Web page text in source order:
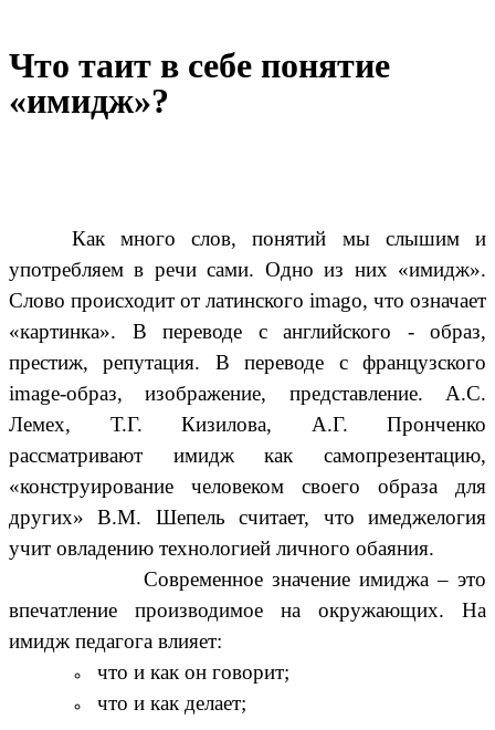
Что таит в себе понятие
«имидж»?
Как много слов, понятий мы слышим и
употребляем в речи сами. Одно из них «имидж».
Слово происходит от латинского imago, что означает
«картинка». В переводе с английского - образ,
престиж, репутация. В переводе с французского
image-образ, изображение, представление. А.С.
Лемех, Т.Г. Кизилова, А.Г. Пронченко
рассматривают имидж как самопрезентацию,
«конструирование человеком своего образа для
других» В.М. Шепель считает, что имеджелогия
учит овладению технологией личного обаяния.
Современное значение имиджа – это
впечатление производимое на окружающих. На
имидж педагога влияет:
что и как он говорит;
что и как делает;